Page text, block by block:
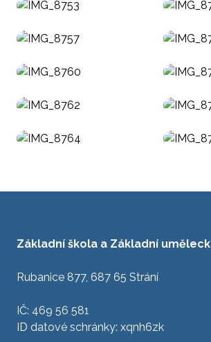
Základní škola a Základní
Rubanice 877, 687 65 Strání
IČ: 469 56 581
ID datové schránky: xqnh6zk